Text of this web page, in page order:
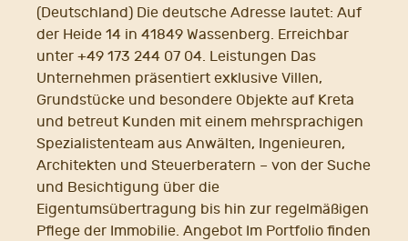
(Deutschland) Die deutsche Adresse lautet: Auf
der Heide 14 in 41849 Wassenberg. Erreichbar
unter +49 173 244 07 04. Leistungen Das
Unternehmen präsentiert exklusive Villen,
Grundstücke und besondere Objekte auf Kreta
und betreut Kunden mit einem mehrsprachigen
Spezialistenteam aus Anwälten, Ingenieuren,
Architekten und Steuerberatern – von der Suche
und Besichtigung über die
Eigentumsübertragung bis hin zur regelmäßigen
Pflege der Immobilie. Angebot Im Portfolio finden